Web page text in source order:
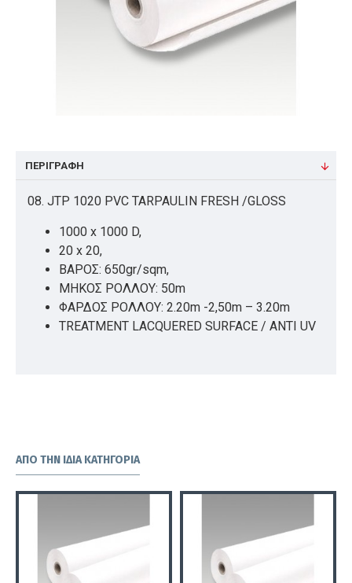
ΠΕΡΙΓΡΑΦΉ
08. JTP 1020 PVC TARPAULIN FRESH /GLOSS
1000 x 1000 D,
20 x 20,
ΒΑΡΟΣ: 650gr/sqm,
ΜΗΚΟΣ ΡΟΛΛΟΥ: 50m
ΦΑΡΔΟΣ ΡΟΛΛΟΥ: 2.20m -2,50m – 3.20m
TREATMENT LACQUERED SURFACE / ANTI UV
ΑΠΌ ΤΗΝ ΊΔΙΑ ΚΑΤΗΓΟΡΊΑ